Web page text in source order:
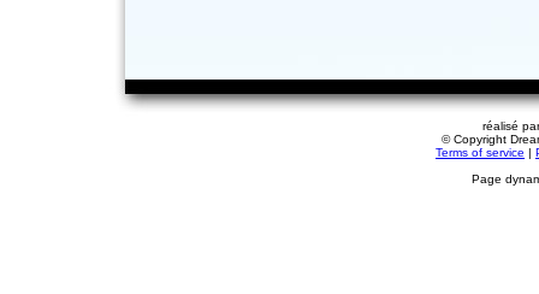
réalisé
© Copyright
Terms of service |
Page